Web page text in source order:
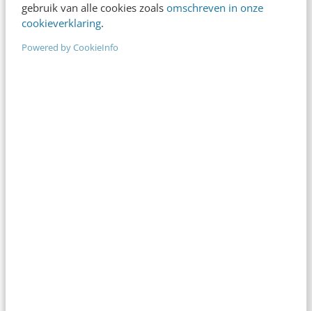
gebruik van alle cookies zoals omschreven in onze
cookieverklaring.
Powered by CookieInfo
Achternaam*